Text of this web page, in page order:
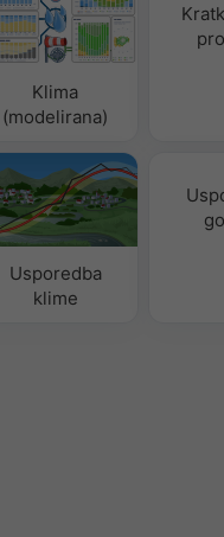
Klima
(modelirana)
Usporedba
klime